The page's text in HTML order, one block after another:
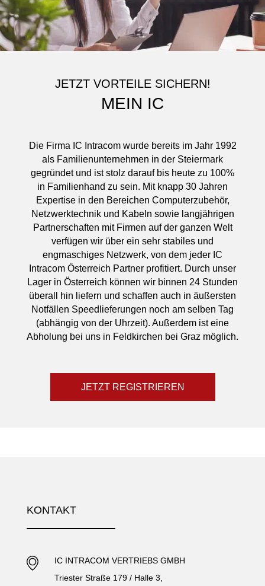
JETZT VORTEILE SICHERN!
MEIN IC
Die Firma IC Intracom wurde bereits im Jahr 1992
als Familienunternehmen in der Steiermark
gegründet und ist stolz darauf bis heute zu 100%
in Familienhand zu sein. Mit knapp 30 Jahren
Expertise in den Bereichen Computerzubehör,
Netzwerktechnik und Kabeln sowie langjährigen
Partnerschaften mit Firmen auf der ganzen Welt
verfügen wir über ein sehr stabiles und
engmaschiges Netzwerk, von dem jeder IC
Intracom Österreich Partner profitiert. Durch unser
Lager in Österreich können wir binnen 24 Stunden
überall hin liefern und schaffen auch in äußersten
Notfällen Speedlieferungen noch am selben Tag
(abhängig von der Uhrzeit). Außerdem ist eine
Abholung bei uns in Feldkirchen bei Graz möglich.
JETZT REGISTRIEREN
KONTAKT
IC INTRACOM VERTRIEBS GMBH
Triester Straße 179 / Halle 3,